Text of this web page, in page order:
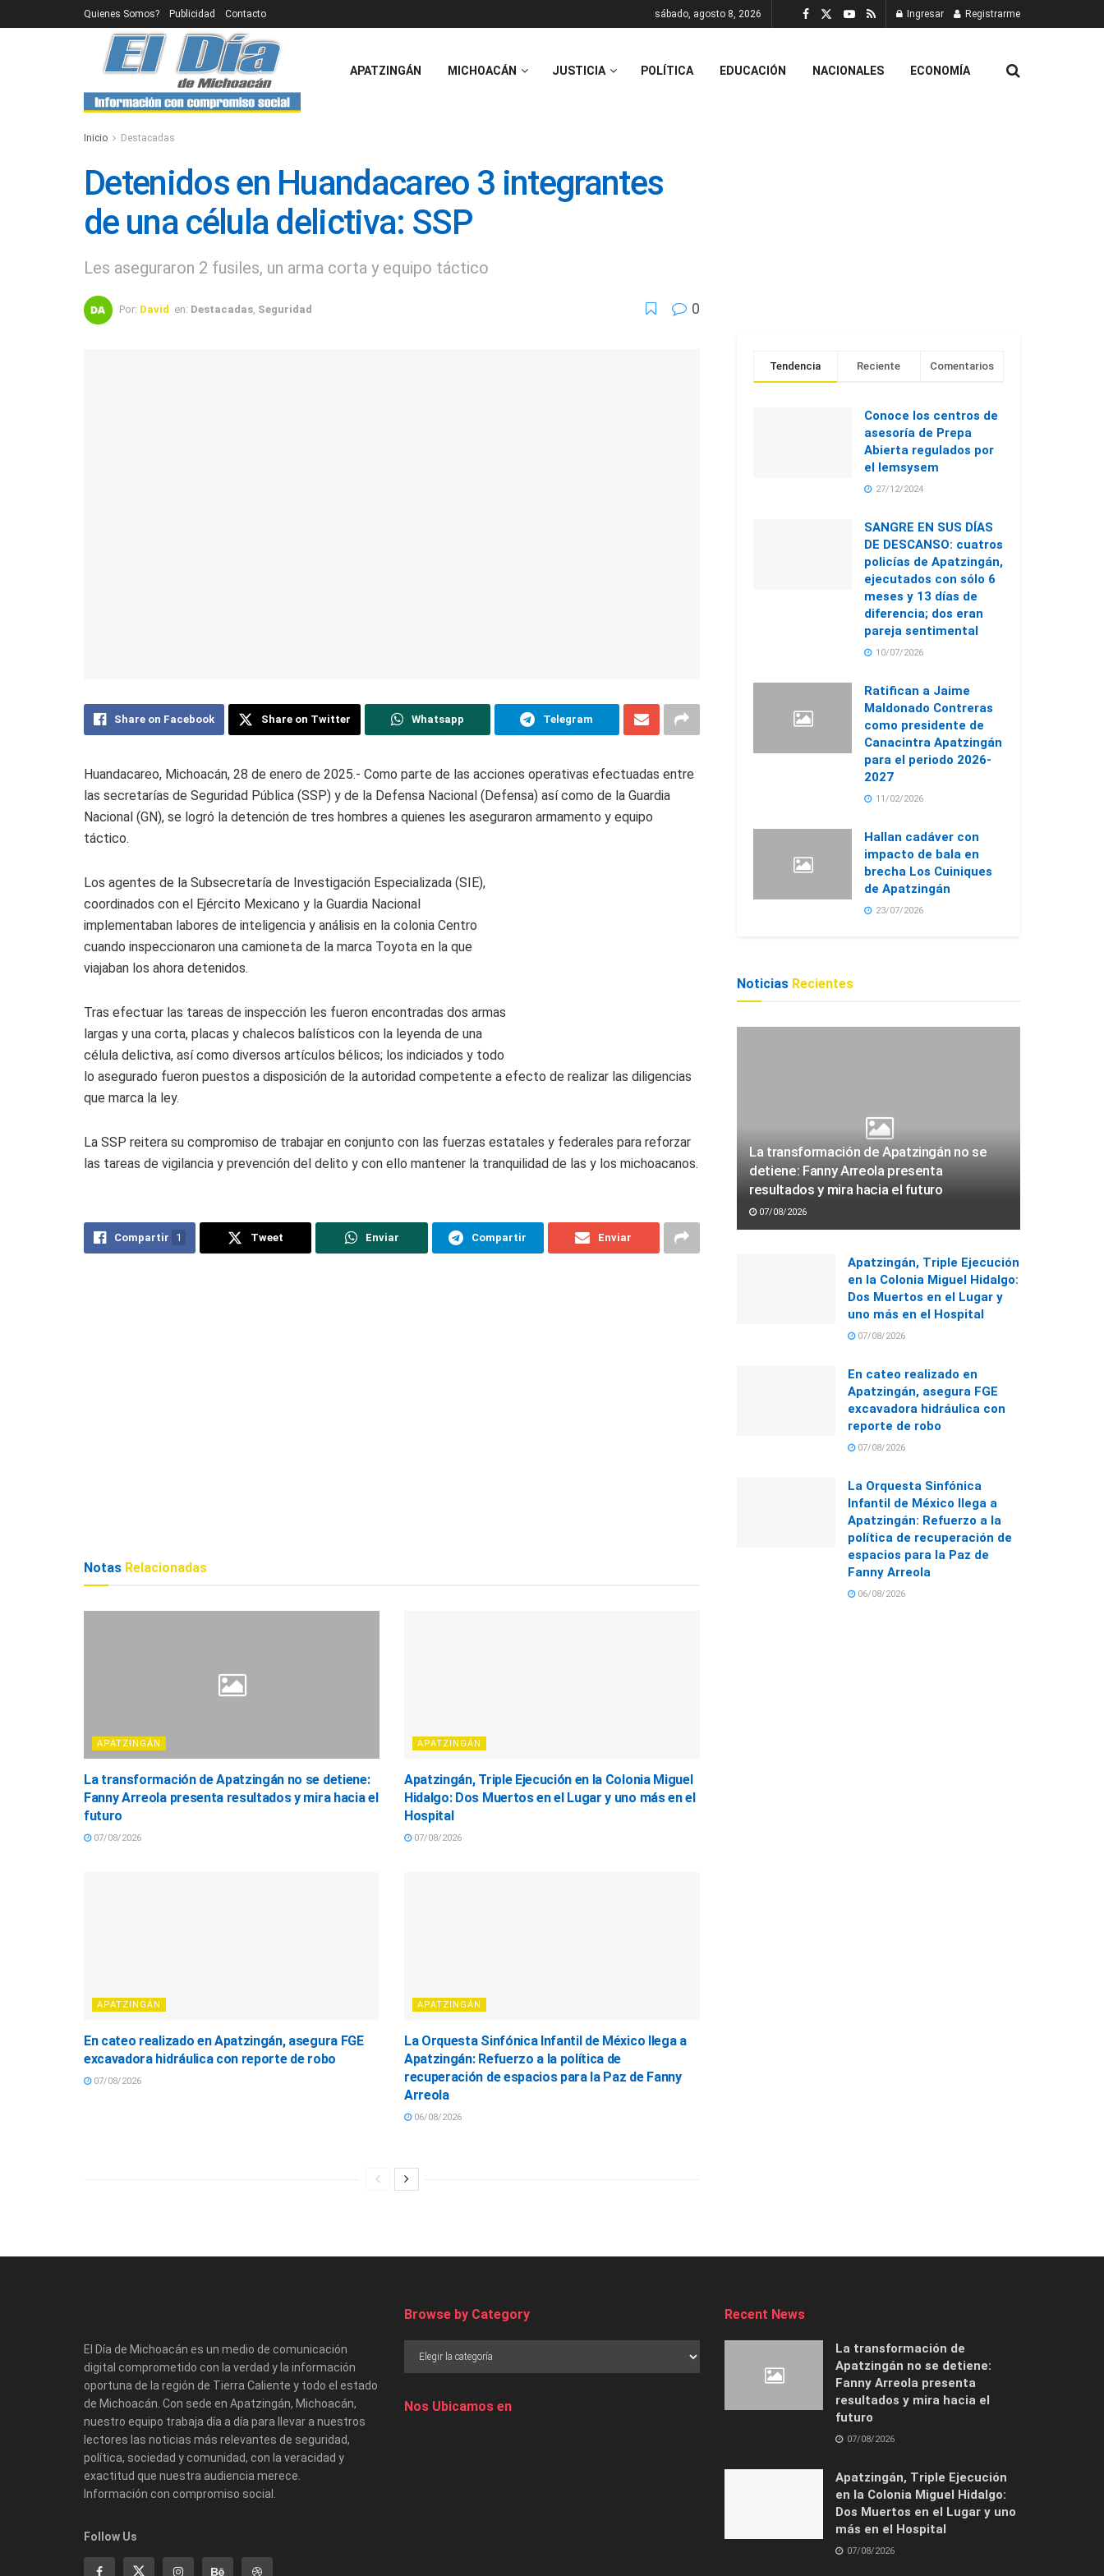
Quienes Somos? Publicidad Contacto sábado, agosto 8, 2026 Ingresar Registrarme
APATZINGÁN MICHOACÁN JUSTICIA POLÍTICA EDUCACIÓN NACIONALES ECONOMÍA
Inicio Destacadas
Detenidos en Huandacareo 3 integrantes
de una célula delictiva: SSP
Les aseguraron 2 fusiles, un arma corta y equipo táctico
Por: David en: Destacadas Seguridad 0
Share on Facebook Share on Twitter Whatsapp Telegram
Huandacareo, Michoacán, 28 de enero de 2025.- Como parte de las acciones operativas efectuadas entre
las secretarías de Seguridad Pública (SSP) y de la Defensa Nacional (Defensa) así como de la Guardia
Nacional (GN), se logró la detención de tres hombres a quienes les aseguraron armamento y equipo
táctico.
Los agentes de la Subsecretaría de Investigación Especializada (SIE),
coordinados con el Ejército Mexicano y la Guardia Nacional
implementaban labores de inteligencia y análisis en la colonia Centro
cuando inspeccionaron una camioneta de la marca Toyota en la que
viajaban los ahora detenidos.
Tras efectuar las tareas de inspección les fueron encontradas dos armas
largas y una corta, placas y chalecos balísticos con la leyenda de una
célula delictiva, así como diversos artículos bélicos; los indiciados y todo
lo asegurado fueron puestos a disposición de la autoridad competente a efecto de realizar las diligencias
que marca la ley.
La SSP reitera su compromiso de trabajar en conjunto con las fuerzas estatales y federales para reforzar
las tareas de vigilancia y prevención del delito y con ello mantener la tranquilidad de las y los michoacanos.
Compartir 1 Tweet Enviar Compartir Enviar
Notas Relacionadas
APATZINGÁN
La transformación de Apatzingán no se detiene:
Fanny Arreola presenta resultados y mira hacia el
futuro
07/08/2026
APATZINGÁN
Apatzingán, Triple Ejecución en la Colonia Miguel
Hidalgo: Dos Muertos en el Lugar y uno más en el
Hospital
07/08/2026
APATZINGÁN
En cateo realizado en Apatzingán, asegura FGE
excavadora hidráulica con reporte de robo
07/08/2026
APATZINGÁN
La Orquesta Sinfónica Infantil de México llega a
Apatzingán: Refuerzo a la política de
recuperación de espacios para la Paz de Fanny
Arreola
06/08/2026
Tendencia Reciente Comentarios
Conoce los centros de
asesoría de Prepa
Abierta regulados por
el Iemsysem
27/12/2024
SANGRE EN SUS DÍAS
DE DESCANSO: cuatros
policías de Apatzingán,
ejecutados con sólo 6
meses y 13 días de
diferencia; dos eran
pareja sentimental
10/07/2026
Ratifican a Jaime
Maldonado Contreras
como presidente de
Canacintra Apatzingán
para el periodo 2026-
2027
11/02/2026
Hallan cadáver con
impacto de bala en
brecha Los Cuiniques
de Apatzingán
23/07/2026
Noticias Recientes
La transformación de Apatzingán no se
detiene: Fanny Arreola presenta
resultados y mira hacia el futuro
07/08/2026
Apatzingán, Triple Ejecución
en la Colonia Miguel Hidalgo:
Dos Muertos en el Lugar y
uno más en el Hospital
07/08/2026
En cateo realizado en
Apatzingán, asegura FGE
excavadora hidráulica con
reporte de robo
07/08/2026
La Orquesta Sinfónica
Infantil de México llega a
Apatzingán: Refuerzo a la
política de recuperación de
espacios para la Paz de
Fanny Arreola
06/08/2026
El Día de Michoacán es un medio de comunicación
digital comprometido con la verdad y la información
oportuna de la región de Tierra Caliente y todo el estado
de Michoacán. Con sede en Apatzingán, Michoacán,
nuestro equipo trabaja día a día para llevar a nuestros
lectores las noticias más relevantes de seguridad,
política, sociedad y comunidad, con la veracidad y
exactitud que nuestra audiencia merece.
Información con compromiso social.
Follow Us
Browse by Category
Nos Ubicamos en
Recent News
La transformación de
Apatzingán no se detiene:
Fanny Arreola presenta
resultados y mira hacia el
futuro
07/08/2026
Apatzingán, Triple Ejecución
en la Colonia Miguel Hidalgo:
Dos Muertos en el Lugar y uno
más en el Hospital
07/08/2026